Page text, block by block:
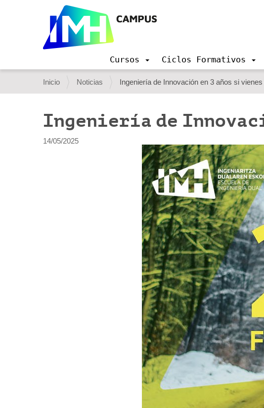
v
a
c
i
Cursos Ciclos Formativos
U
s
e
d
Inicio Noticias Ingeniería de Innovación en 3 años si
Ingeniería de
14/05/2025